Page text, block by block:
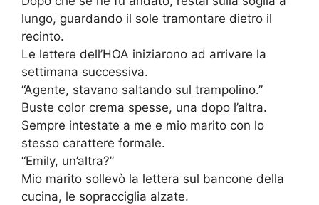
lungo, guardando il sole tramontare dietro il
recinto.
Le lettere dell’HOA iniziarono ad arrivare la
settimana successiva.
“Agente, stavano saltando sul trampolino.”
Buste color crema spesse, una dopo l’altra.
Sempre intestate a me e mio marito con lo
stesso carattere formale.
“Emily, un’altra?”
Mio marito sollevò la lettera sul bancone della
cucina, le sopracciglia alzate.